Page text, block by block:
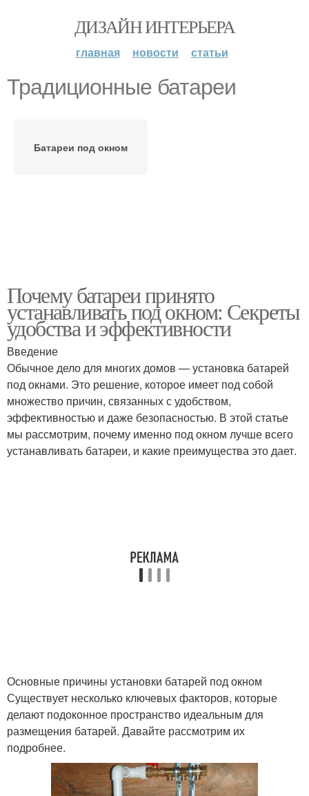
ДИЗАЙН ИНТЕРЬЕРА
главная новости статьи
Традиционные батареи
Батареи под окном
Почему батареи принято
устанавливать под окном: Секреты
удобства и эффективности
Введение
Обычное дело для многих домов — установка батарей
под окнами. Это решение, которое имеет под собой
множество причин, связанных с удобством,
эффективностью и даже безопасностью. В этой статье
мы рассмотрим, почему именно под окном лучше всего
устанавливать батареи, и какие преимущества это дает.
Основные причины установки батарей под окном
Существует несколько ключевых факторов, которые
делают подоконное пространство идеальным для
размещения батарей. Давайте рассмотрим их
подробнее.